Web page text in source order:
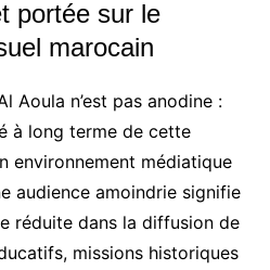
portée sur le
marocain
Aoula n’est pas anodine :
à long terme de cette
environnement médiatique
audience amoindrie signifie
réduite dans la diffusion de
missions historiques